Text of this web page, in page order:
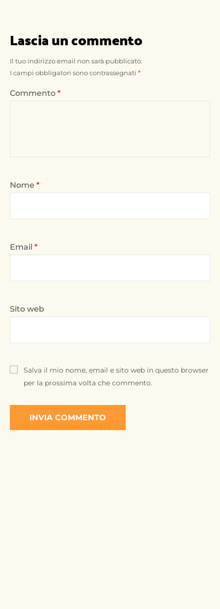
Lascia un commento
Il tuo indirizzo email non sarà pubblicato.
I campi obbligatori sono contrassegnati *
Commento *
Nome *
Email *
Sito web
Salva il mio nome, email e sito web in questo browser
per la prossima volta che commento.